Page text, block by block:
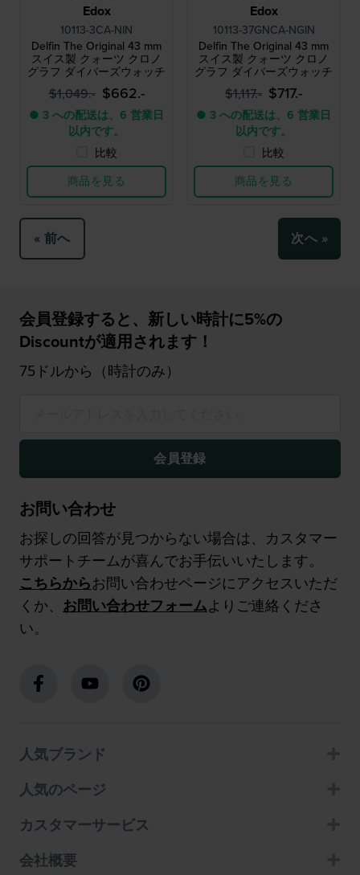
Edox
10113-3CA-NIN
Delfin The Original 43 mm
スイス製 クォーツ クロノ
グラフ ダイバーズウォッチ
$1,049.- $662.-
● 3 への配送は、6 営業日
以内です。
比較
商品を見る
Edox
10113-37GNCA-NGIN
Delfin The Original 43 mm
スイス製 クォーツ クロノ
グラフ ダイバーズウォッチ
$1,117.- $717.-
● 3 への配送は、6 営業日
以内です。
比較
商品を見る
« 前へ 次へ »
会員登録すると、新しい時計に5%の
Discountが適用されます！
75ドルから（時計のみ）
会員登録
お問い合わせ
お探しの回答が見つからない場合は、カスタマー
サポートチームが喜んでお手伝いいたします。
こちらからお問い合わせページにアクセスいただ
くか、 お問い合わせフォームよりご連絡くださ
い。
人気ブランド
人気のページ
カスタマーサービス
会社概要